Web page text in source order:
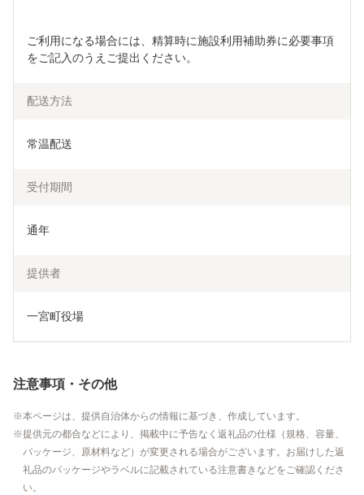
ご利用になる場合には、精算時に施設利用補助券に必要事項
をご記入のうえご提出ください。
配送方法
常温配送
受付期間
通年
提供者
一宮町役場
注意事項・その他
本ページは、提供自治体からの情報に基づき、作成しています。
提供元の都合などにより、掲載中に予告なく返礼品の仕様（規格、容量、
パッケージ、原材料など）が変更される場合がございます。お届けした返
礼品のパッケージやラベルに記載されている注意書きなどをご確認くださ
い。